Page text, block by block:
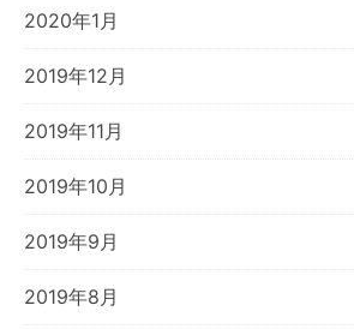
2020年1月
2019年12月
2019年11月
2019年10月
2019年9月
2019年8月